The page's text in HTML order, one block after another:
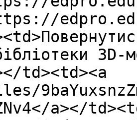
td><td><a
a></